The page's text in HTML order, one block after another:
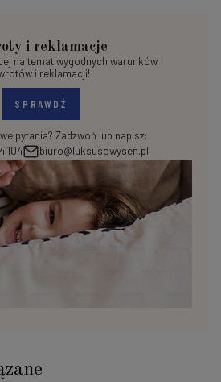
i reklamacje
na temat wygodnych warunków
i reklamacji!
SPRAWDŹ
pytania? Zadzwoń lub napisz:
104
biuro@luksusowysen.pl